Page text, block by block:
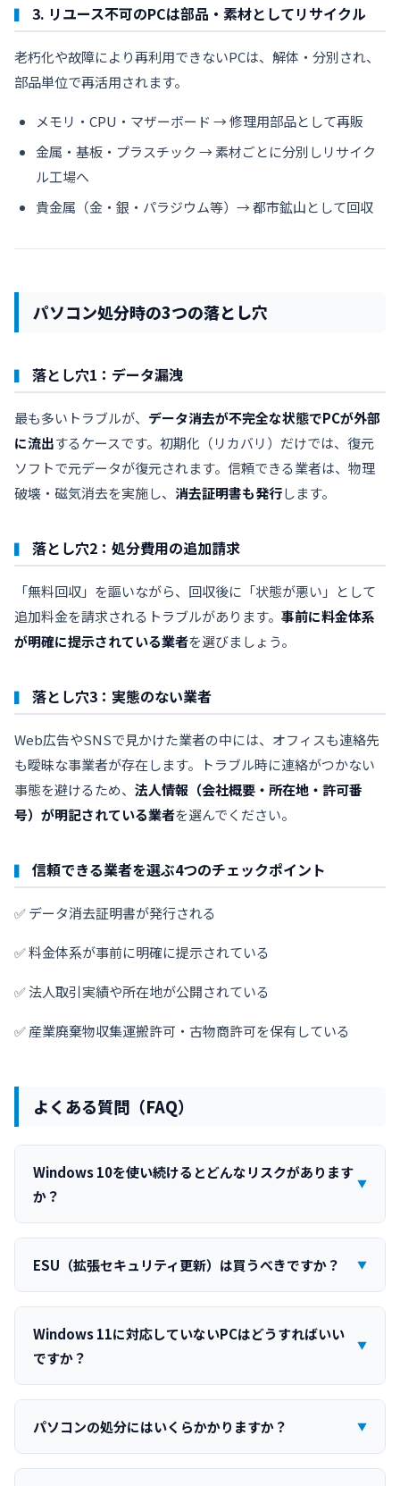
3. リユース不可のPCは部品・素材としてリサイクル
老朽化や故障により再利用できないPCは、解体・分別され、
部品単位で再活用されます。
メモリ・CPU・マザーボード → 修理用部品として再販
金属・基板・プラスチック → 素材ごとに分別しリサイク
ル工場へ
貴金属（金・銀・パラジウム等）→ 都市鉱山として回収
パソコン処分時の3つの落とし穴
落とし穴1：データ漏洩
最も多いトラブルが、 データ消去が不完全な状態でPCが外部
に流出するケースです。初期化（リカバリ）だけでは、復元
ソフトで元データが復元されます。信頼できる業者は、物理
破壊・磁気消去を実施し、 消去証明書も発行します。
落とし穴2：処分費用の追加請求
「無料回収」を謳いながら、回収後に「状態が悪い」として
追加料金を請求されるトラブルがあります。 事前に料金体系
が明確に提示されている業者を選びましょう。
落とし穴3：実態のない業者
Web広告やSNSで見かけた業者の中には、オフィスも連絡先
も曖昧な事業者が存在します。トラブル時に連絡がつかない
事態を避けるため、 法人情報（会社概要・所在地・許可番
号）が明記されている業者を選んでください。
信頼できる業者を選ぶ4つのチェックポイント
✅ データ消去証明書が発行される
✅ 料金体系が事前に明確に提示されている
✅ 法人取引実績や所在地が公開されている
✅ 産業廃棄物収集運搬許可・古物商許可を保有している
よくある質問（FAQ）
Windows 10を使い続けるとどんなリスクがあります
か？
ESU（拡張セキュリティ更新）は買うべきですか？
Windows 11に対応していないPCはどうすればいい
ですか？
パソコンの処分にはいくらかかりますか？